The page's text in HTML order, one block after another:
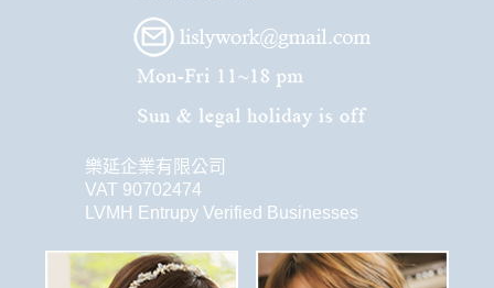
樂延企業有限公司
VAT 90702474
LVMH Entrupy Verified Businesses